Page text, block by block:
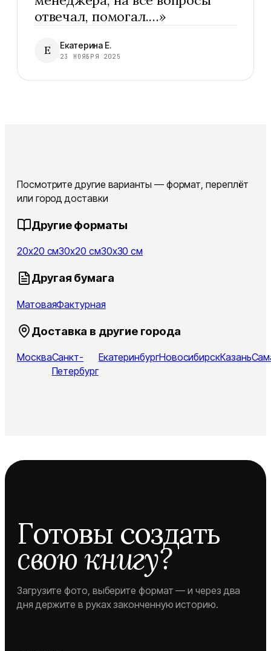
отвечал, помогал.…»
Е Екатерина Е.
23 НОЯБРЯ 2025
Посмотрите другие варианты — формат, переплёт
или город доставки
Другие форматы
20x20 см30x20 см30x30 см
Другая бумага
МатоваяФактурная
Доставка в другие города
МоскваСанкт-
Петербург
ЕкатеринбургНовосибирскКазань
Готовы создать
свою книгу?
Загрузите фото, выберите формат — и через два
дня держите в руках законченную историю.